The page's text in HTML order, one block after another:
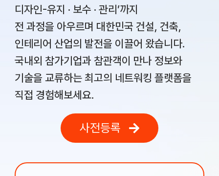
디자인-유지 · 보수 · 관리’까지
전 과정을 아우르며 대한민국 건설, 건축,
인테리어 산업의 발전을 이끌어 왔습니다.
국내외 참가기업과 참관객이 만나 정보와
기술을 교류하는 최고의 네트워킹 플랫폼을
직접 경험해보세요.
사전등록